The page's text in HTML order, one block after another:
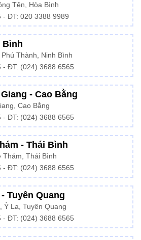
Tên, Hòa Bình
- ĐT: 020 3388 9989
Bình
Thành, Ninh Bình
- ĐT: (024) 3688 6565
- Cao Bằng
Cao Bằng
- ĐT: (024) 3688 6565
- Thái Bình
Thám, Thái Bình
- ĐT: (024) 3688 6565
Tuyên Quang
Ỷ La, Tuyên Quang
- ĐT: (024) 3688 6565